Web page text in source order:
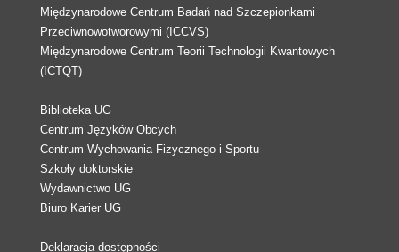
Międzynarodowe Centrum Badań nad Szczepionkami
Przeciwnowotworowymi (ICCVS)
Międzynarodowe Centrum Teorii Technologii Kwantowych
(ICTQT)
Biblioteka UG
Centrum Języków Obcych
Centrum Wychowania Fizycznego i Sportu
Szkoły doktorskie
Wydawnictwo UG
Biuro Karier UG
Deklaracja dostępności